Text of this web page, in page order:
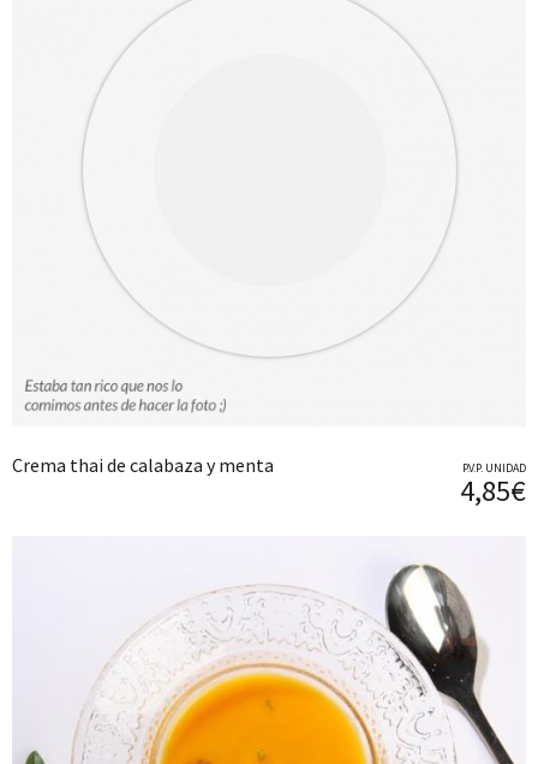
Crema thai de calabaza y menta P.V.P. UNIDAD
4,85€